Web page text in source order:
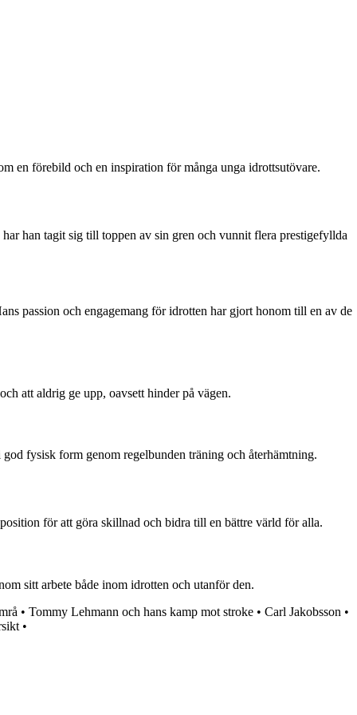
en förebild och en inspiration för många unga idrottsutövare.
han tagit sig till toppen av sin gren och vunnit flera prestigefyllda
passion och engagemang för idrotten har gjort honom till en av de
att aldrig ge upp, oavsett hinder på vägen.
fysisk form genom regelbunden träning och återhämtning.
för att göra skillnad och bidra till en bättre värld för alla.
sitt arbete både inom idrotten och utanför den.
• Tommy Lehmann och hans kamp mot stroke • Carl Jakobsson •
•